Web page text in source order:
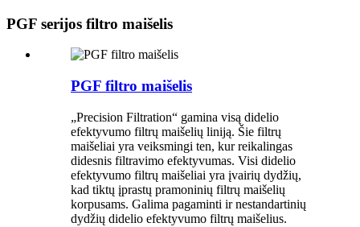
PGF serijos filtro maišelis
PGF filtro maišelis
„Precision Filtration“ gamina visą didelio
efektyvumo filtrų maišelių liniją. Šie filtrų
maišeliai yra veiksmingi ten, kur reikalingas
didesnis filtravimo efektyvumas. Visi didelio
efektyvumo filtrų maišeliai yra įvairių dydžių,
kad tiktų įprastų pramoninių filtrų maišelių
korpusams. Galima pagaminti ir nestandartinių
dydžių didelio efektyvumo filtrų maišelius.